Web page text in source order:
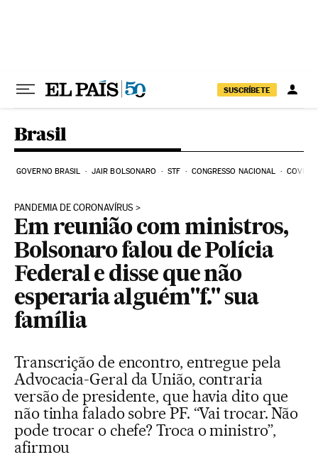
SUSCRÍBETE
Brasil
GOVERNO BRASIL JAIR BOLSONARO STF CONGRESSO NACIONAL COVID-
PANDEMIA DE CORONAVÍRUS
Em reunião com ministros,
Bolsonaro falou de Polícia
Federal e disse que não
esperaria alguém"f." sua
família
Transcrição de encontro, entregue pela
Advocacia-Geral da União, contraria
versão de presidente, que havia dito que
não tinha falado sobre PF. “Vai trocar. Não
pode trocar o chefe? Troca o ministro”,
afirmou